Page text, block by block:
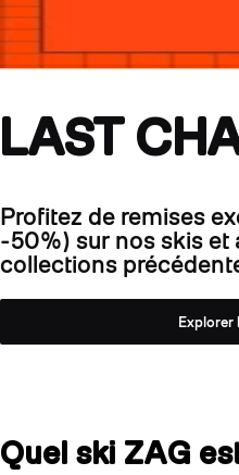
LAST
Profitez de remises
-50%) sur nos skis et
collections
Explorer
Quel ski ZAG